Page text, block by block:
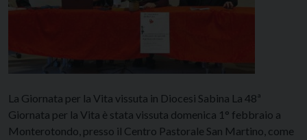
La Giornata per la Vita vissuta in Diocesi Sabina La 48ª
Giornata per la Vita è stata vissuta domenica 1° febbraio a
Monterotondo, presso il Centro Pastorale San Martino, come